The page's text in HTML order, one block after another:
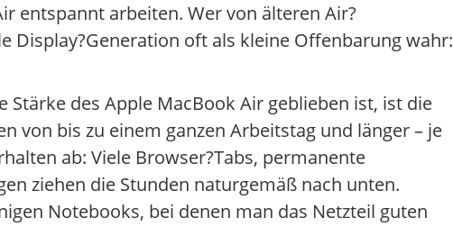
entspannt arbeiten. Wer von älteren Air?
oft als kleine Offenbarung wahr:
Stärke des Apple MacBook Air geblieben ist, ist die
von bis zu einem ganzen Arbeitstag und länger – je
ab: Viele Browser?Tabs, permanente
ziehen die Stunden naturgemäß nach unten.
Notebooks, bei denen man das Netzteil guten